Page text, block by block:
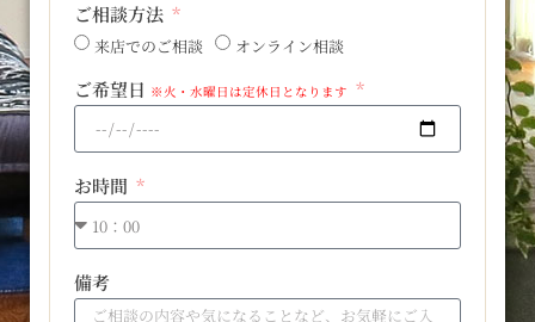
ご相談方法
来店でのご相談 オンライン相談
ご希望日 ※火・水曜日は定休日となります
お時間
備考